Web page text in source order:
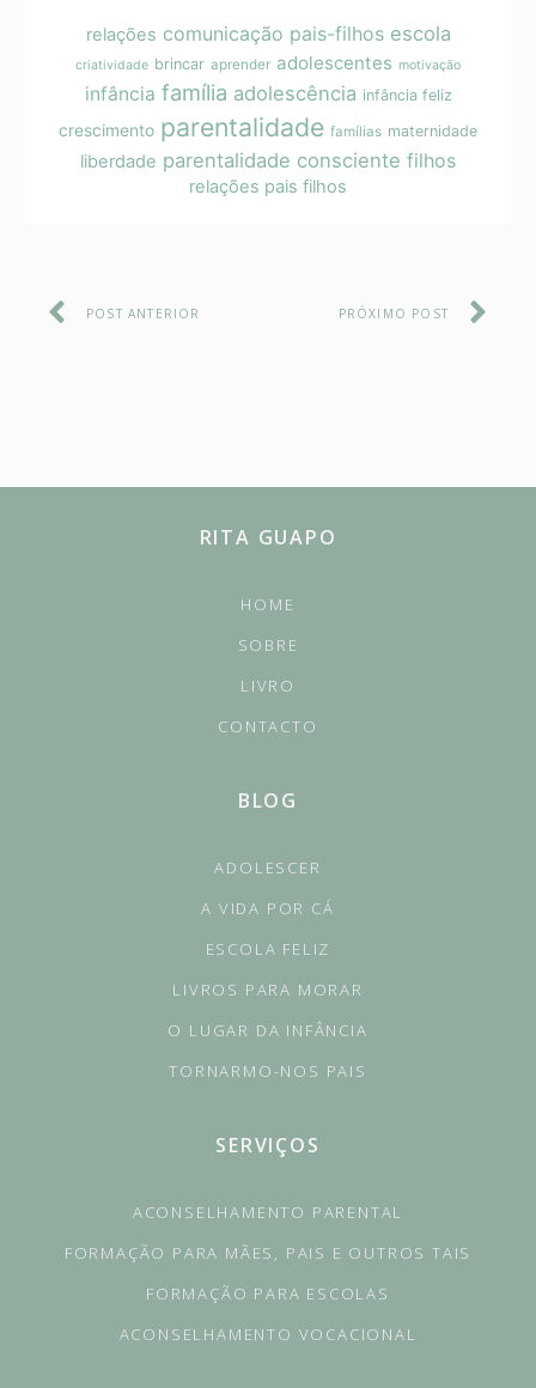
relações comunicação pais-filhos escola
criatividade brincar aprender adolescentes motivação
infância família adolescência infância feliz
crescimento parentalidade famílias maternidade
liberdade parentalidade consciente filhos
relações pais filhos
POST ANTERIOR PRÓXIMO POST
RITA GUAPO
HOME
SOBRE
LIVRO
CONTACTO
BLOG
ADOLESCER
A VIDA POR CÁ
ESCOLA FELIZ
LIVROS PARA MORAR
O LUGAR DA INFÂNCIA
TORNARMO-NOS PAIS
SERVIÇOS
ACONSELHAMENTO PARENTAL
FORMAÇÃO PARA MÃES, PAIS E OUTROS TAIS
FORMAÇÃO PARA ESCOLAS
ACONSELHAMENTO VOCACIONAL